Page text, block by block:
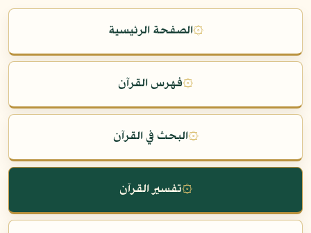
۞الصفحة الرئيسية
۞فهرس القرآن
۞البحث في القرآن
۞تفسير القرآن